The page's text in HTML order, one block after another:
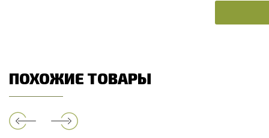
ПОХОЖИЕ ТОВАРЫ